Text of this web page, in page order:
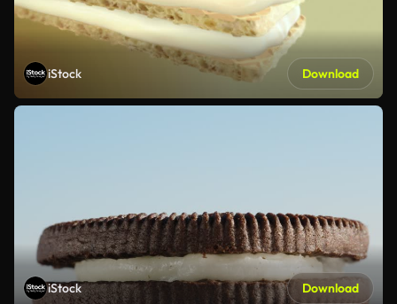
iStock Download
iStock Download